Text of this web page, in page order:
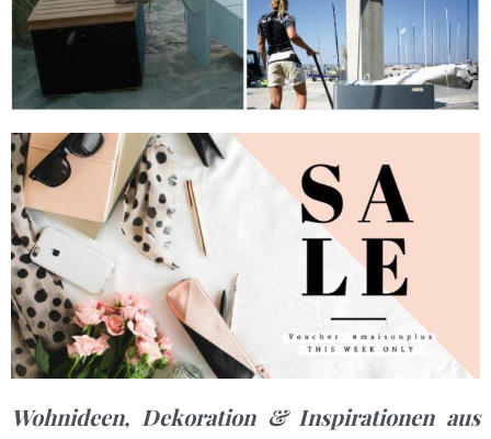
Wohnideen, Dekoration & Inspirationen aus